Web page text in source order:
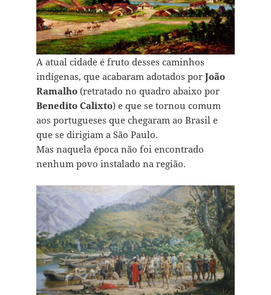
A atual cidade é fruto desses caminhos
indígenas, que acabaram adotados por João
Ramalho(retratado no quadro abaixo por
Benedito Calixto) e que se tornou comum
aos portugueses que chegaram ao Brasil e
que se dirigiam a São Paulo.
Mas naquela época não foi encontrado
nenhum povo instalado na região.